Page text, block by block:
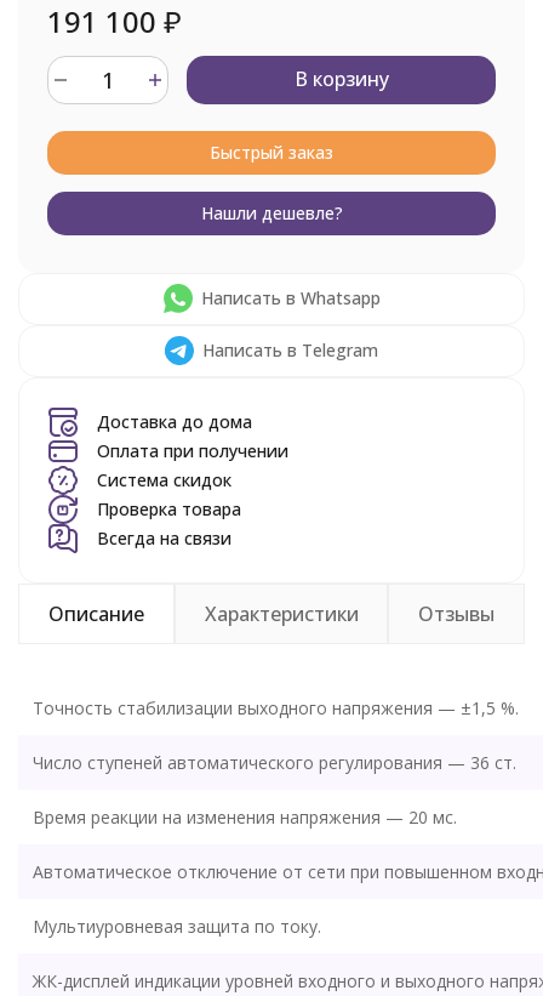
191 100 ₽
В корзину
Быстрый заказ
Нашли дешевле?
Написать в Whatsapp
Написать в Telegram
Доставка до дома
Оплата при получении
Система скидок
Проверка товара
Всегда на связи
Описание Характеристики Отзывы
Точность стабилизации выходного напряжения — ±1,5 %.
Число ступеней автоматического регулирования — 36 ст.
Время реакции на изменения напряжения — 20 мс.
Автоматическое отключение от сети при повышенном
Мультиуровневая защита по току.
ЖК-дисплей индикации уровней входного и выходного